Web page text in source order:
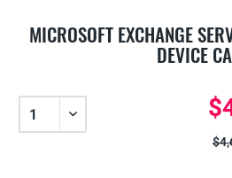
MICROSOFT EXCHANGE
DEVICE